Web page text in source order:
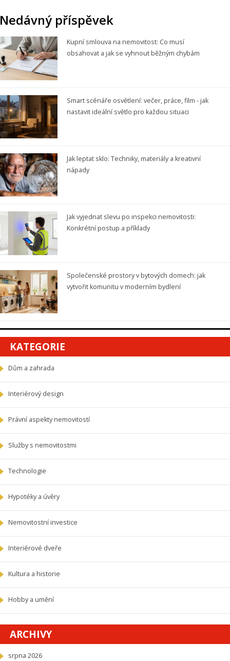
Nedávný příspěvek
Kupní smlouva na nemovitost: Co musí
obsahovat a jak se vyhnout běžným chybám
Smart scénáře osvětlení: večer, práce, film - jak
nastavit ideální světlo pro každou situaci
Jak leptat sklo: Techniky, materiály a kreativní
nápady
Jak vyjednat slevu po inspekci nemovitosti:
Konkrétní postup a příklady
Společenské prostory v bytových domech: jak
vytvořit komunitu v moderním bydlení
KATEGORIE
Dům a zahrada
Interiérový design
Právní aspekty nemovitostí
Služby s nemovitostmi
Technologie
Hypotéky a úvěry
Nemovitostní investice
Interiérové dveře
Kultura a historie
Hobby a umění
ARCHIVY
srpna 2026